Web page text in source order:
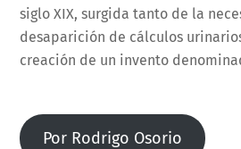
siglo XIX, surgida tanto de la
desaparición de cálculos
creación de un invento
Por Rodrigo Osorio